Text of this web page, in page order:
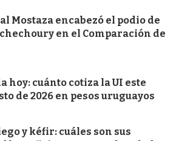
Mostaza encabezó el podio de
en el Comparación de
hoy: cuánto cotiza la UI este
de 2026 en pesos uruguayos
y kéfir: cuáles son sus